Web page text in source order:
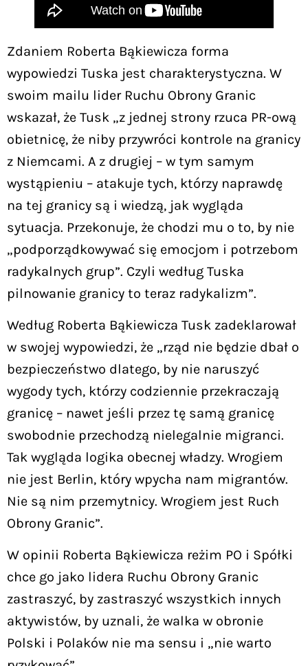
Zdaniem Roberta Bąkiewicza forma
wypowiedzi Tuska jest charakterystyczna. W
swoim mailu lider Ruchu Obrony Granic
wskazał, że Tusk „z jednej strony rzuca PR-ową
obietnicę, że niby przywróci kontrole na granicy
z Niemcami. A z drugiej – w tym samym
wystąpieniu – atakuje tych, którzy naprawdę
na tej granicy są i wiedzą, jak wygląda
sytuacja. Przekonuje, że chodzi mu o to, by nie
„podporządkowywać się emocjom i potrzebom
radykalnych grup”. Czyli według Tuska
pilnowanie granicy to teraz radykalizm”.
Według Roberta Bąkiewicza Tusk zadeklarował
w swojej wypowiedzi, że „rząd nie będzie dbał o
bezpieczeństwo dlatego, by nie naruszyć
wygody tych, którzy codziennie przekraczają
granicę – nawet jeśli przez tę samą granicę
swobodnie przechodzą nielegalnie migranci.
Tak wygląda logika obecnej władzy. Wrogiem
nie jest Berlin, który wpycha nam migrantów.
Nie są nim przemytnicy. Wrogiem jest Ruch
Obrony Granic”.
W opinii Roberta Bąkiewicza reżim PO i Spółki
chce go jako lidera Ruchu Obrony Granic
zastraszyć, by zastraszyć wszystkich innych
aktywistów, by uznali, że walka w obronie
Polski i Polaków nie ma sensu i „nie warto